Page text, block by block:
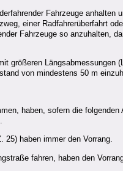
Fahrzeuge
einer Radfahrerüberfahrt
Fahrzeuge so anzuhalten,
größeren
von mindestens 50 m
haben, sofern die
25) haben immer den Vorrang.
fahren, haben den